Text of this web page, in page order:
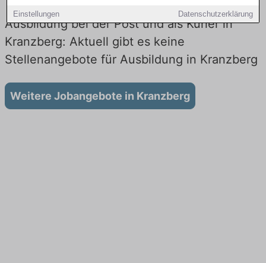
Einstellungen Datenschutzerklärung
Ausbildung bei der Post und als Kurier in
Kranzberg: Aktuell gibt es keine
Stellenangebote für Ausbildung in Kranzberg
Weitere Jobangebote in Kranzberg